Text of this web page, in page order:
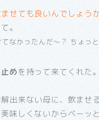
せても良いんでしょう
。
なかったんだ～？ ちょっと
めを持って来てくれた。
出来ない母に、飲ませ
味しくないからベーッ